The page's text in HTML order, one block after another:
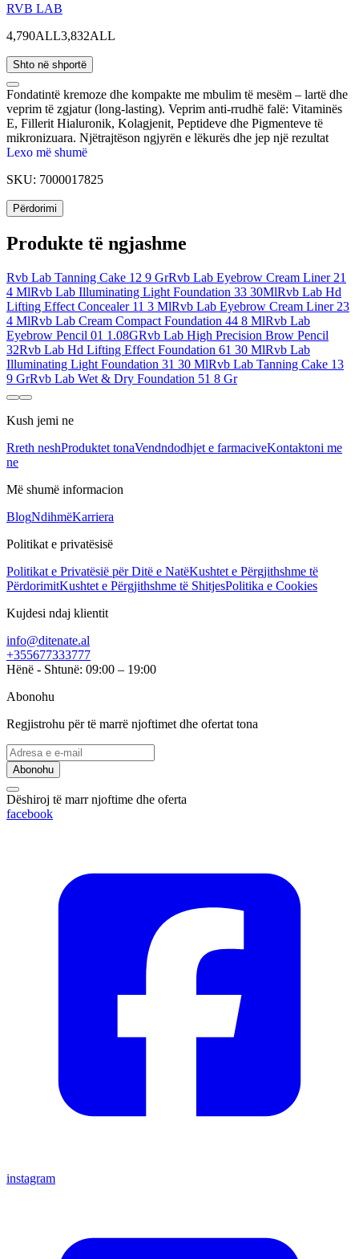
RVB LAB
4,790ALL3,832ALL
Shto në shportë
Fondatintë kremoze dhe kompakte me mbulim të mesëm – lartë dhe
veprim të zgjatur (long-lasting). Veprim anti-rrudhë falë: Vitaminës
E, Fillerit Hialuronik, Kolagjenit, Peptideve dhe Pigmenteve të
mikronizuara. Njëtrajtëson ngjyrën e lëkurës dhe jep një rezultat
final mjaft të kënaqshëm. E përshtatshme për të gjitha llojet e
Lexo më shumë
SKU: 7000017825
Përdorimi
Produkte të ngjashme
Rvb Lab Tanning Cake 12 9 GrRvb Lab Eyebrow Cream Liner 21
4 MlRvb Lab Illuminating Light Foundation 33 30MlRvb Lab Hd
Lifting Effect Concealer 11 3 MlRvb Lab Eyebrow Cream Liner 23
4 MlRvb Lab Cream Compact Foundation 44 8 MlRvb Lab
Eyebrow Pencil 01 1.08GRvb Lab High Precision Brow Pencil
32Rvb Lab Hd Lifting Effect Foundation 61 30 MlRvb Lab
Illuminating Light Foundation 31 30 MlRvb Lab Tanning Cake 13
9 GrRvb Lab Wet & Dry Foundation 51 8 Gr
Kush jemi ne
Rreth neshProduktet tonaVendndodhjet e farmaciveKontaktoni me
ne
Më shumë informacion
BlogNdihmëKarriera
Politikat e privatësisë
Politikat e Privatësië për Ditë e NatëKushtet e Përgjithshme të
PërdorimitKushtet e Përgjithshme të ShitjesPolitika e Cookies
Kujdesi ndaj klientit
info@ditenate.al
+355677333777
Hënë - Shtunë: 09:00 – 19:00
Abonohu
Regjistrohu për të marrë njoftimet dhe ofertat tona
Abonohu
Dëshiroj të marr njoftime dhe oferta
facebook
instagram